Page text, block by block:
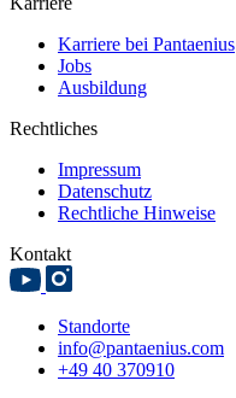
Karriere bei Pantaenius
Jobs
Ausbildung
Rechtliches
Impressum
Datenschutz
Rechtliche Hinweise
Kontakt
Standorte
info@pantaenius.com
+49 40 370910